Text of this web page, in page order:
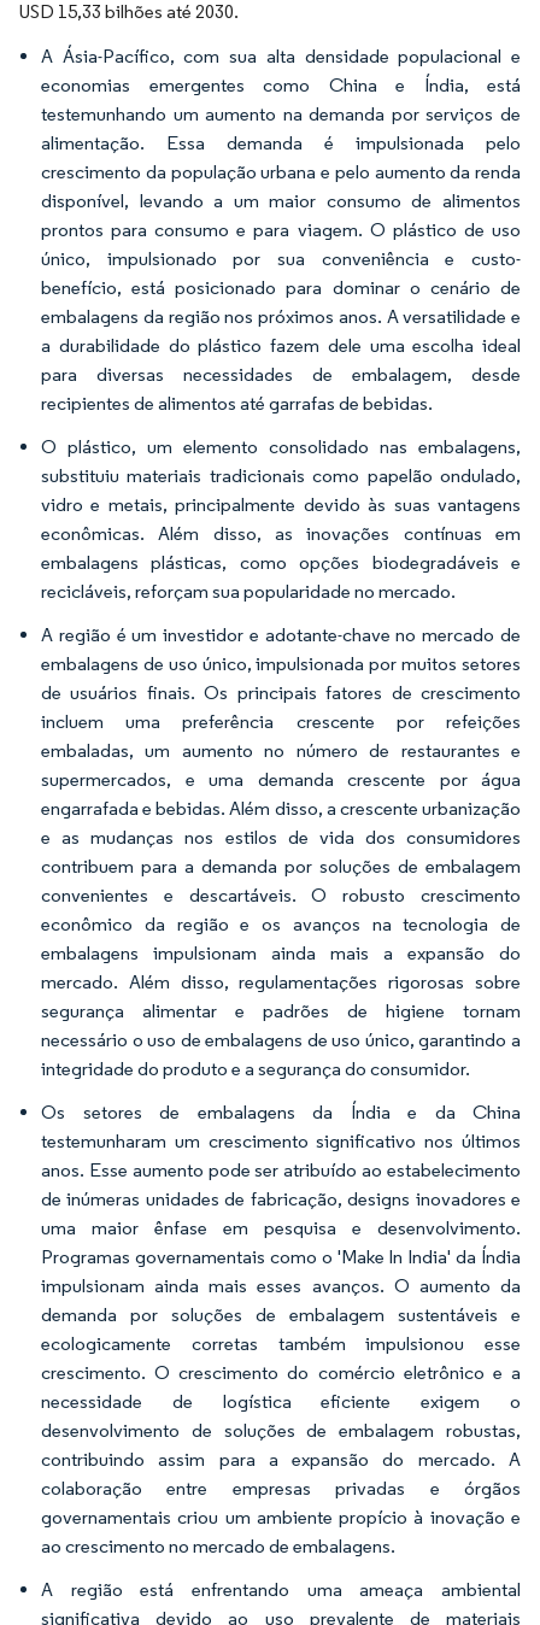
USD 15,33 bilhões até 2030.
A Ásia-Pacífico, com sua alta densidade populacional e
economias emergentes como China e Índia, está
testemunhando um aumento na demanda por serviços de
alimentação. Essa demanda é impulsionada pelo
crescimento da população urbana e pelo aumento da renda
disponível, levando a um maior consumo de alimentos
prontos para consumo e para viagem. O plástico de uso
único, impulsionado por sua conveniência e custo-
benefício, está posicionado para dominar o cenário de
embalagens da região nos próximos anos. A versatilidade e
a durabilidade do plástico fazem dele uma escolha ideal
para diversas necessidades de embalagem, desde
recipientes de alimentos até garrafas de bebidas.
O plástico, um elemento consolidado nas embalagens,
substituiu materiais tradicionais como papelão ondulado,
vidro e metais, principalmente devido às suas vantagens
econômicas. Além disso, as inovações contínuas em
embalagens plásticas, como opções biodegradáveis e
recicláveis, reforçam sua popularidade no mercado.
A região é um investidor e adotante-chave no mercado de
embalagens de uso único, impulsionada por muitos setores
de usuários finais. Os principais fatores de crescimento
incluem uma preferência crescente por refeições
embaladas, um aumento no número de restaurantes e
supermercados, e uma demanda crescente por água
engarrafada e bebidas. Além disso, a crescente urbanização
e as mudanças nos estilos de vida dos consumidores
contribuem para a demanda por soluções de embalagem
convenientes e descartáveis. O robusto crescimento
econômico da região e os avanços na tecnologia de
embalagens impulsionam ainda mais a expansão do
mercado. Além disso, regulamentações rigorosas sobre
segurança alimentar e padrões de higiene tornam
necessário o uso de embalagens de uso único, garantindo a
integridade do produto e a segurança do consumidor.
Os setores de embalagens da Índia e da China
testemunharam um crescimento significativo nos últimos
anos. Esse aumento pode ser atribuído ao estabelecimento
de inúmeras unidades de fabricação, designs inovadores e
uma maior ênfase em pesquisa e desenvolvimento.
Programas governamentais como o 'Make In India' da Índia
impulsionam ainda mais esses avanços. O aumento da
demanda por soluções de embalagem sustentáveis e
ecologicamente corretas também impulsionou esse
crescimento. O crescimento do comércio eletrônico e a
necessidade de logística eficiente exigem o
desenvolvimento de soluções de embalagem robustas,
contribuindo assim para a expansão do mercado. A
colaboração entre empresas privadas e órgãos
governamentais criou um ambiente propício à inovação e
ao crescimento no mercado de embalagens.
A região está enfrentando uma ameaça ambiental
significativa devido ao uso prevalente de materiais